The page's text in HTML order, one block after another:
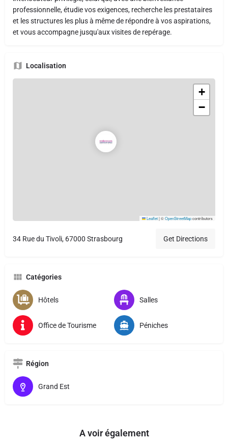
professionnelle, étudie vos exigences, recherche les prestataires
et les structures les plus à même de répondre à vos aspirations,
et vous accompagne jusqu'aux visites de repérage.
Localisation
+
−
Leaflet|©OpenStreetMapcontributors
34 Rue du Tivoli, 67000 Strasbourg Get Directions
Catégories
Hôtels Salles
Office de Tourisme Péniches
Région
Grand Est
A voir également